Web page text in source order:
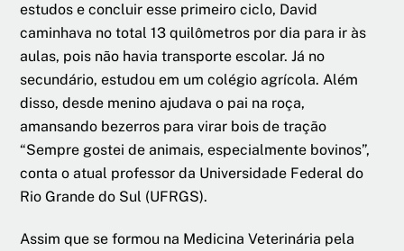
estudos e concluir esse primeiro ciclo, David
caminhava no total 13 quilômetros por dia para ir às
aulas, pois não havia transporte escolar. Já no
secundário, estudou em um colégio agrícola. Além
disso, desde menino ajudava o pai na roça,
amansando bezerros para virar bois de tração
“Sempre gostei de animais, especialmente bovinos”,
conta o atual professor da Universidade Federal do
Rio Grande do Sul (UFRGS).
Assim que se formou na Medicina Veterinária pela